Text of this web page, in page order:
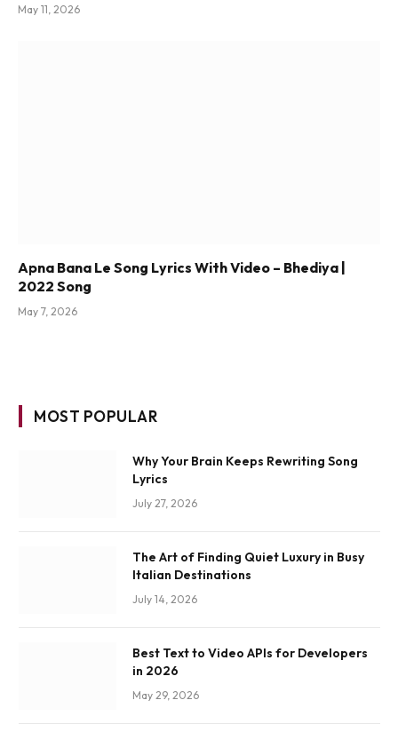
May 11, 2026
Apna Bana Le Song Lyrics With Video – Bhediya |
2022 Song
May 7, 2026
MOST POPULAR
Why Your Brain Keeps Rewriting Song
Lyrics
July 27, 2026
The Art of Finding Quiet Luxury in Busy
Italian Destinations
July 14, 2026
Best Text to Video APIs for Developers
in 2026
May 29, 2026